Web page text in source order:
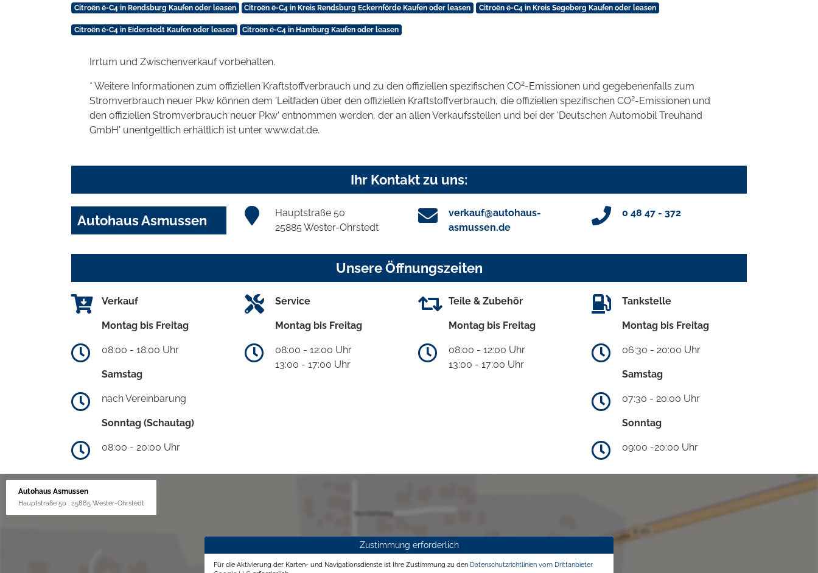
Citroën ë-C4 in Rendsburg Kaufen oder leasen Citroën ë-C4 in Kreis Rendsburg Eckernförde Kaufen oder leasen Citroën ë-C4 in Kreis Segeberg Kaufen oder leasen
Citroën ë-C4 in Eiderstedt Kaufen oder leasen Citroën ë-C4 in Hamburg Kaufen oder leasen
Irrtum und Zwischenverkauf vorbehalten.
* Weitere Informationen zum offiziellen Kraftstoffverbrauch und zu den offiziellen spezifischen CO2-Emissionen und gegebenenfalls zum
Stromverbrauch neuer Pkw können dem 'Leitfaden über den offiziellen Kraftstoffverbrauch, die offiziellen spezifischen CO2-Emissionen und
den offiziellen Stromverbrauch neuer Pkw' entnommen werden, der an allen Verkaufsstellen und bei der 'Deutschen Automobil Treuhand
GmbH' unentgeltlich erhältlich ist unter www.dat.de.
Ihr Kontakt zu uns:
Autohaus Asmussen
Hauptstraße 50
25885 Wester-Ohrstedt
verkauf@autohaus-
asmussen.de
0 48 47 - 372
Unsere Öffnungszeiten
Verkauf
Montag bis Freitag
08:00 - 18:00 Uhr
Samstag
nach Vereinbarung
Sonntag (Schautag)
08:00 - 20:00 Uhr
Service
Montag bis Freitag
08:00 - 12:00 Uhr
13:00 - 17:00 Uhr
Teile & Zubehör
Montag bis Freitag
08:00 - 12:00 Uhr
13:00 - 17:00 Uhr
Tankstelle
Montag bis Freitag
06:30 - 20:00 Uhr
Samstag
07:30 - 20:00 Uhr
Sonntag
09:00 -20:00 Uhr
Autohaus Asmussen
Hauptstraße 50 , 25885 Wester-Ohrstedt
Zustimmung erforderlich
Für die Aktivierung der Karten- und Navigationsdienste ist Ihre Zustimmung zu den Datenschutzrichtlinien vom Drittanbieter